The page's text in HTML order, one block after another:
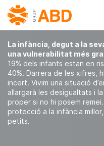
Infància i
La infància, degut a la
una vulnerabilitat més
19% dels infants estan en
40%. Darrera de les xifres,
incert. Vivim una situació
allargarà les desigualtats i
proper si no hi posem
protecció a la infància
petits.